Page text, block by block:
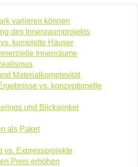
variieren können
des Innenraumprojekts
komplette Häuser
Innenräume
Materialkomplexität
vs. konzeptionelle
und Blickwinkel
als Paket
vs. Expressprojekte
Preis erhöhen